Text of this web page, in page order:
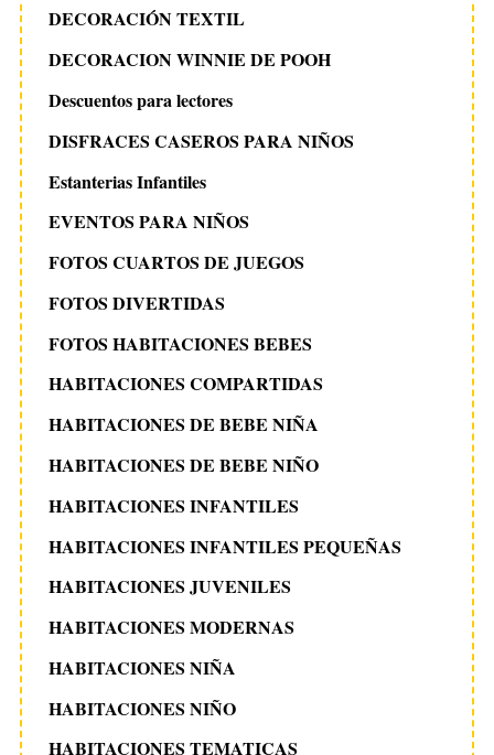
DECORACIÓN TEXTIL
DECORACION WINNIE DE POOH
Descuentos para lectores
DISFRACES CASEROS PARA NIÑOS
Estanterias Infantiles
EVENTOS PARA NIÑOS
FOTOS CUARTOS DE JUEGOS
FOTOS DIVERTIDAS
FOTOS HABITACIONES BEBES
HABITACIONES COMPARTIDAS
HABITACIONES DE BEBE NIÑA
HABITACIONES DE BEBE NIÑO
HABITACIONES INFANTILES
HABITACIONES INFANTILES PEQUEÑAS
HABITACIONES JUVENILES
HABITACIONES MODERNAS
HABITACIONES NIÑA
HABITACIONES NIÑO
HABITACIONES TEMATICAS